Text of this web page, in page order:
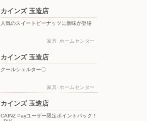
カインズ 玉造店
人気のスイートピーナッツに新味が登場
家具･ホームセンター
カインズ 玉造店
クールシェルター〇
家具･ホームセンター
カインズ 玉造店
CAINZ Payユーザー限定ポイントバック！